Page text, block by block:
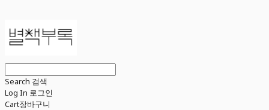
Search 검색
Log In 로그인
Cart장바구니